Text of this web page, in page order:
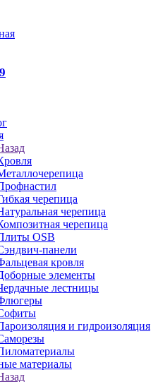
черепица
черепица
черепица
OSB
панели
кровля
элементы
лестницы
и гидроизоляция
материалы